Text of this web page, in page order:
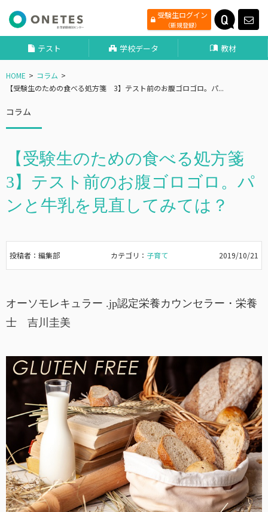
受験生ログイン
（新規登録）
テスト 学校データ 教材
HOME
コラム
【受験生のための食べる処方箋 3】テスト前のお腹ゴロゴロ。パ...
コラム
【受験生のための食べる処方箋
3】テスト前のお腹ゴロゴロ。パ
ンと牛乳を見直してみては？
投稿者：編集部 カテゴリ： 子育て 2019/10/21
オーソモレキュラー .jp認定栄養カウンセラー・栄養
士 吉川圭美